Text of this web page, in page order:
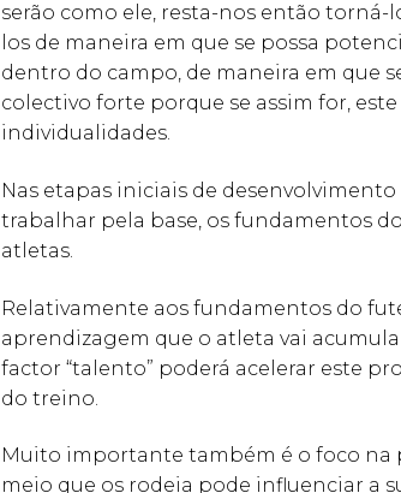
serão como ele, resta-nos então
los de maneira em que se possa
dentro do campo, de maneira em que
colectivo forte porque se assim for,
individualidades.
Nas etapas iniciais de
trabalhar pela base, os fundamentos
atletas.
Relativamente aos fundamentos do
aprendizagem que o atleta vai
factor “talento” poderá acelerar este
do treino.
Muito importante também é o foco na
meio que os rodeia pode influenciar a